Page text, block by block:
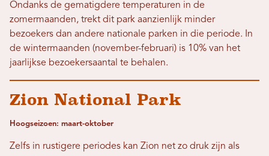
Ondanks de gematigdere temperaturen in de
zomermaanden, trekt dit park aanzienlijk minder
bezoekers dan andere nationale parken in die periode. In
de wintermaanden (november-februari) is 10% van het
jaarlijkse bezoekersaantal te behalen.
Zion National Park
Hoogseizoen: maart-oktober
Zelfs in rustigere periodes kan Zion net zo druk zijn als